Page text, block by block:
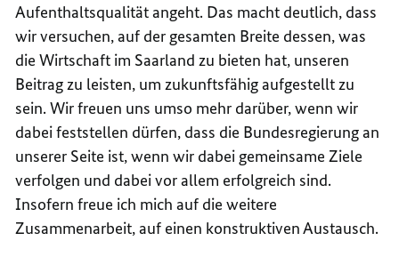
Aufenthaltsqualität angeht. Das macht deutlich, dass
wir versuchen, auf der gesamten Breite dessen, was
die Wirtschaft im Saarland zu bieten hat, unseren
Beitrag zu leisten, um zukunftsfähig aufgestellt zu
sein. Wir freuen uns umso mehr darüber, wenn wir
dabei feststellen dürfen, dass die Bundesregierung an
unserer Seite ist, wenn wir dabei gemeinsame Ziele
verfolgen und dabei vor allem erfolgreich sind.
Insofern freue ich mich auf die weitere
Zusammenarbeit, auf einen konstruktiven Austausch.